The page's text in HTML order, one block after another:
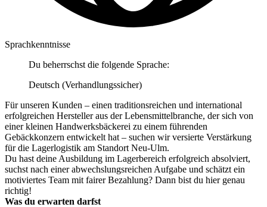
Sprachkenntnisse
Du beherrschst die folgende Sprache:
Deutsch (Verhandlungssicher)
Für unseren Kunden – einen traditionsreichen und international
erfolgreichen Hersteller aus der Lebensmittelbranche, der sich von
einer kleinen Handwerksbäckerei zu einem führenden
Gebäckkonzern entwickelt hat – suchen wir versierte Verstärkung
für die Lagerlogistik am Standort Neu-Ulm.
Du hast deine Ausbildung im Lagerbereich erfolgreich absolviert,
suchst nach einer abwechslungsreichen Aufgabe und schätzt ein
motiviertes Team mit fairer Bezahlung? Dann bist du hier genau
richtig!
Was du erwarten darfst